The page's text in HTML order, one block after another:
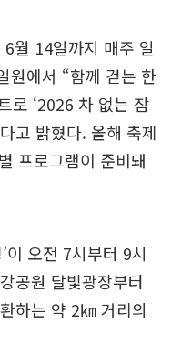
월 14일까지 매주 일
원에서 “함께 걷는 한
로 ‘2026 차 없는 잠
고 밝혔다. 올해 축제
프로그램이 준비돼
이 오전 7시부터 9시
공원 달빛광장부터
하는 약 2㎞ 거리의